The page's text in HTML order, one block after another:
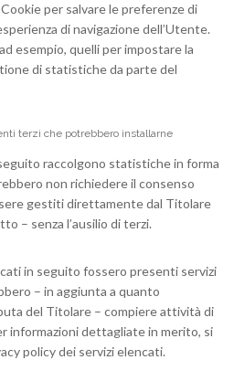
per salvare le preferenze di
di navigazione dell’Utente.
esempio, quelli per impostare la
di statistiche da parte del
terzi che potrebbero installarne
raccolgono statistiche in forma
non richiedere il consenso
gestiti direttamente dal Titolare
– senza l’ausilio di terzi.
in seguito fossero presenti servizi
– in aggiunta a quanto
del Titolare – compiere attività di
informazioni dettagliate in merito, si
policy dei servizi elencati.